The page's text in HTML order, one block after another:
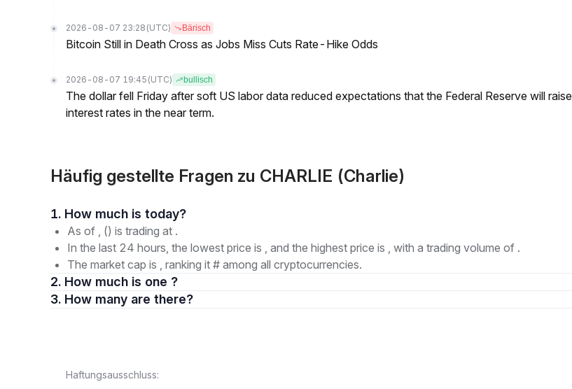
2026-08-07 23:28 (UTC) Bärisch
Bitcoin Still in Death Cross as Jobs Miss Cuts Rate-Hike Odds
2026-08-07 19:45 (UTC) bullisch
The dollar fell Friday after soft US labor data reduced expectations that the Federal Reserve will raise
interest rates in the near term.
Häufig gestellte Fragen zu CHARLIE (Charlie)
1. How much is today?
As of , () is trading at .
In the last 24 hours, the lowest price is , and the highest price is , with a trading volume of .
The market cap is , ranking it # among all cryptocurrencies.
2. How much is one ?
3. How many are there?
Haftungsausschluss: